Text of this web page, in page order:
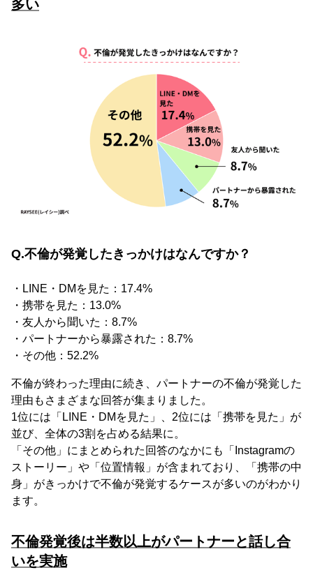
多い
Q.不倫が発覚したきっかけはなんですか？
・LINE・DMを見た：17.4%
・携帯を見た：13.0%
・友人から聞いた：8.7%
・パートナーから暴露された：8.7%
・その他：52.2%
不倫が終わった理由に続き、パートナーの不倫が発覚した
理由もさまざまな回答が集まりました。
1位には「LINE・DMを見た」、2位には「携帯を見た」が
並び、全体の3割を占める結果に。
「その他」にまとめられた回答のなかにも「Instagramの
ストーリー」や「位置情報」が含まれており、「携帯の中
身」がきっかけで不倫が発覚するケースが多いのがわかり
ます。
不倫発覚後は半数以上がパートナーと話し合
いを実施